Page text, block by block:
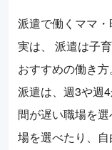
派遣で働くママ・
実は、 派遣は子
おすすめの働き方。
派遣は、週3や週
間が遅い職場を
場を選べたり、自